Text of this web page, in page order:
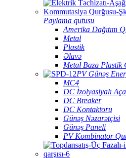
Paylama qutusu
Amerika Dağıtım
Metal
Plastik
Əlavə
Metal Baza Plastik
PV Günəş
MC4
DC İzolyasiyalı
DC Breaker
DC Kontaktoru
Günəş Nəzarətçisi
Günəş Paneli
PV Kombinator